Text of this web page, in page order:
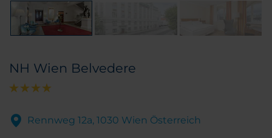
NH Wien Belvedere
Rennweg 12a, 1030 Wien Österreich